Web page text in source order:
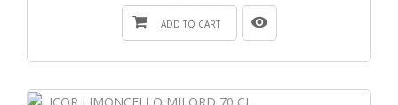
ADD TO CART